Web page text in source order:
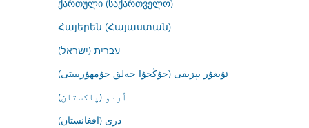
ქართული (საქართველო)
Հայերեն (Հայաստան)
עברית (ישראל)
ئۇيغۇر يېزىقى (جۇڭخۇا خەلق جۇمھۇرىيىتى)
اُردو (پاکستان)
درى (افغانستان)